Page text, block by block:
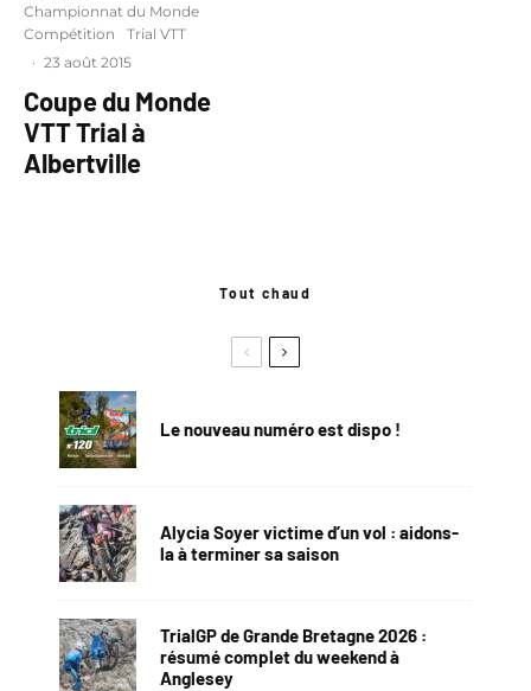
Championnat du Monde
Compétition
Trial VTT
· 23 août 2015
Coupe du Monde
VTT Trial à
Albertville
Tout chaud
Le nouveau numéro est dispo !
Alycia Soyer victime d’un vol : aidons-
la à terminer sa saison
TrialGP de Grande Bretagne 2026 :
résumé complet du weekend à
Anglesey